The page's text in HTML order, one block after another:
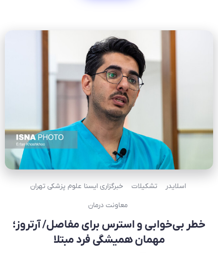
اسلایدر تشکیلات خبرگزاری ایسنا علوم پزشکی تهران
معاونت درمان
خطر بی‌خوابی و استرس برای مفاصل/ آرتروز؛
مهمان همیشگی فرد مبتلا